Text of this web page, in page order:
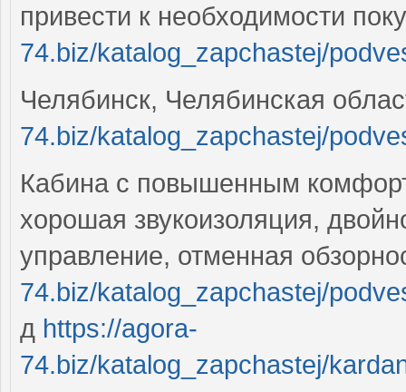
привести к необходимости
74.biz/katalog_zapchastej/
Челябинск, Челябинская
74.biz/katalog_zapchastej/
Кабина с повышенным
хорошая звукоизоляция,
управление, отменная
74.biz/katalog_zapchastej/
д https://agora-
74.biz/katalog_zapchastej/